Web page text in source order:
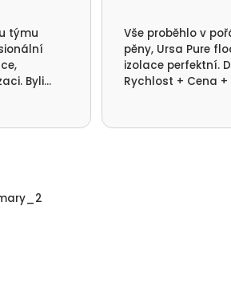
týmu
Byli
Vše proběhlo v
pěny, Ursa Pure
izolace perfektní.
Rychlost + Cena